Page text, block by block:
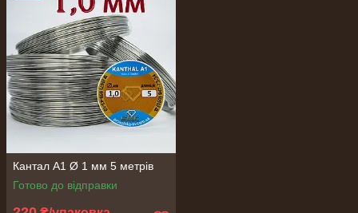
Кантал А1 Ø 1 мм 5 метрів
Готово до відправки